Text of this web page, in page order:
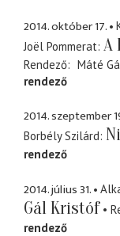
2014. október 17.
Joël Pommerat A
Rendező
Máté
rendező
2014. szeptember
Borbély Szilárd
rendező
2014. július 31.
Gál Kristóf
rendező